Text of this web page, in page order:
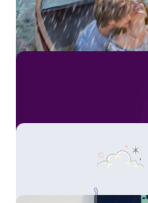
Иллюстрации
стримов
Наши
сториборды